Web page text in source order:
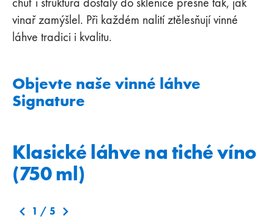
vinař zamýšlel. Při každém nalití ztělesňují vinné
láhve tradici i kvalitu.
Objevte naše vinné láhve
Signature
Klasické láhve na tiché víno
(750 ml)
1 / 5